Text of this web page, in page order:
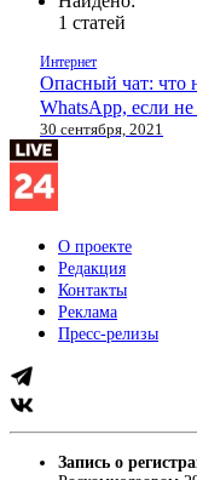
1 статей
Интернет
Опасный чат: что
WhatsApp, если
30 сентября, 2021
О проекте
Редакция
Контакты
Реклама
Пресс-релизы
Запись о